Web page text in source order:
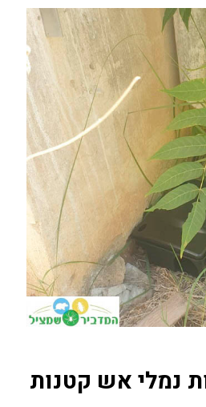
הבטן הינה
כהה)
נמלי אש קטנות